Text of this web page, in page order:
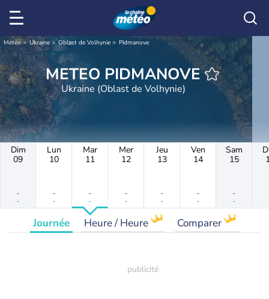
Météo Ukraine Oblast de Volhynie Pidmanove
METEO PIDMANOVE
Ukraine (Oblast de Volhynie)
Dim
09
-
-
Lun
10
-
-
Mar
11
-
-
Mer
12
-
-
Jeu
13
-
-
Ven
14
-
-
Sam
15
-
-
Journée Heure / Heure Comparer